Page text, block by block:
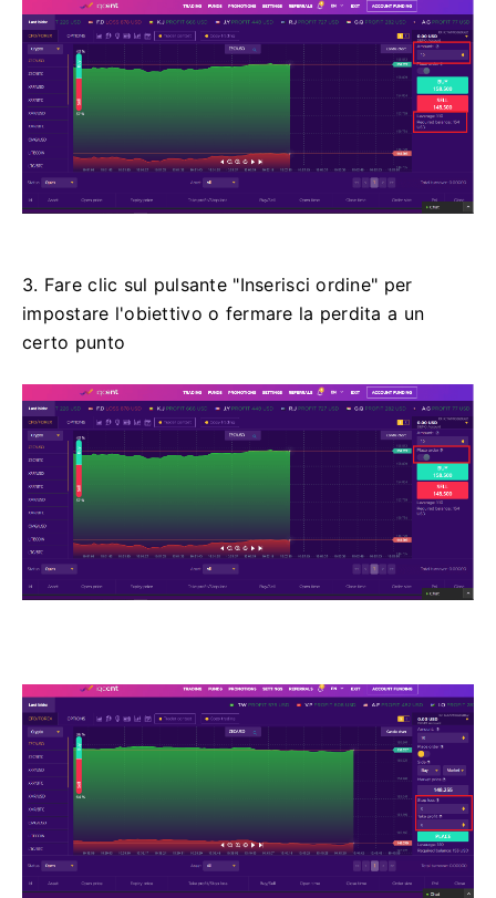
3. Fare clic sul pulsante "Inserisci ordine" per
impostare l'obiettivo o fermare la perdita a un
certo punto